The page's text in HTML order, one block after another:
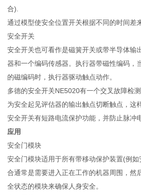
合).
通过模型使安全位置开关根据不同的时间差
安全开关
安全开关也可看作是磁簧开关或带半导体输
器和一个编码传感器。执行器带磁性编码，
的磁编码时，执行器驱动触点动作。
多德的安全开关NE5020有一个交叉故障检
为安全起见评估器的输出触点切断触点，这
安全开关有短路电流保护功能，并防止脉冲
应用
安全门模块
安全门模块适用于所有带移动保护装置(例
合通常是需要进入正在工作的机器周围，然
全状态的模块来确保人身安全。